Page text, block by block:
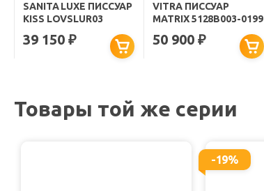
SANITA LUXE ПИССУАР
KISS LOVSLUR03
39 150₽
VITRA ПИССУАР
MATRIX 5128B003-0199
50 900₽
Товары той же серии
-19%